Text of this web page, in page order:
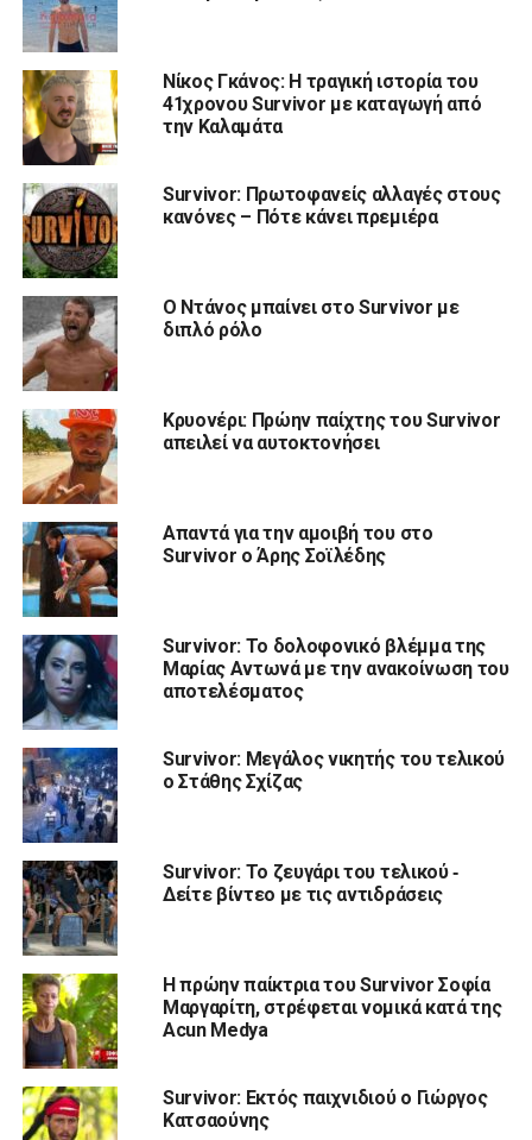
Νίκος Γκάνος: Η τραγική ιστορία του
41χρονου Survivor με καταγωγή από
την Καλαμάτα
Survivor: Πρωτοφανείς αλλαγές στους
κανόνες – Πότε κάνει πρεμιέρα
Ο Ντάνος μπαίνει στο Survivor με
διπλό ρόλο
Κρυονέρι: Πρώην παίχτης του Survivor
απειλεί να αυτοκτονήσει
Απαντά για την αμοιβή του στο
Survivor ο Άρης Σοϊλέδης
Survivor: Το δολοφονικό βλέμμα της
Μαρίας Αντωνά με την ανακοίνωση του
αποτελέσματος
Survivor: Μεγάλος νικητής του τελικού
ο Στάθης Σχίζας
Survivor: Το ζευγάρι του τελικού ‑
Δείτε βίντεο με τις αντιδράσεις
Η πρώην παίκτρια του Survivor Σοφία
Μαργαρίτη, στρέφεται νομικά κατά της
Acun Medya
Survivor: Εκτός παιχνιδιού ο Γιώργος
Κατσαούνης